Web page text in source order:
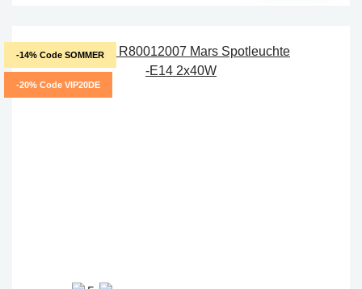
-14% Code SOMMER
-20% Code VIP20DE